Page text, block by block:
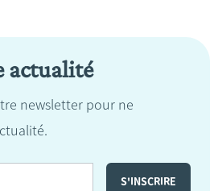
actualité
newsletter pour ne